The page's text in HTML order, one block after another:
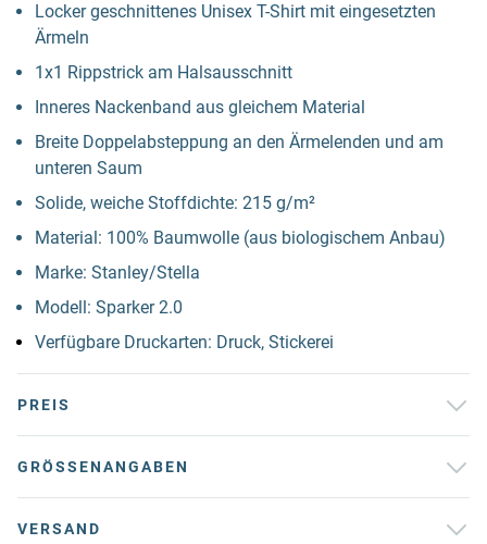
Locker geschnittenes Unisex T-Shirt mit eingesetzten
Ärmeln
1x1 Rippstrick am Halsausschnitt
Inneres Nackenband aus gleichem Material
Breite Doppelabsteppung an den Ärmelenden und am
unteren Saum
Solide, weiche Stoffdichte: 215 g/m²
Material: 100% Baumwolle (aus biologischem Anbau)
Marke: Stanley/Stella
Modell: Sparker 2.0
Verfügbare Druckarten: Druck, Stickerei
PREIS
GRÖSSENANGABEN
VERSAND